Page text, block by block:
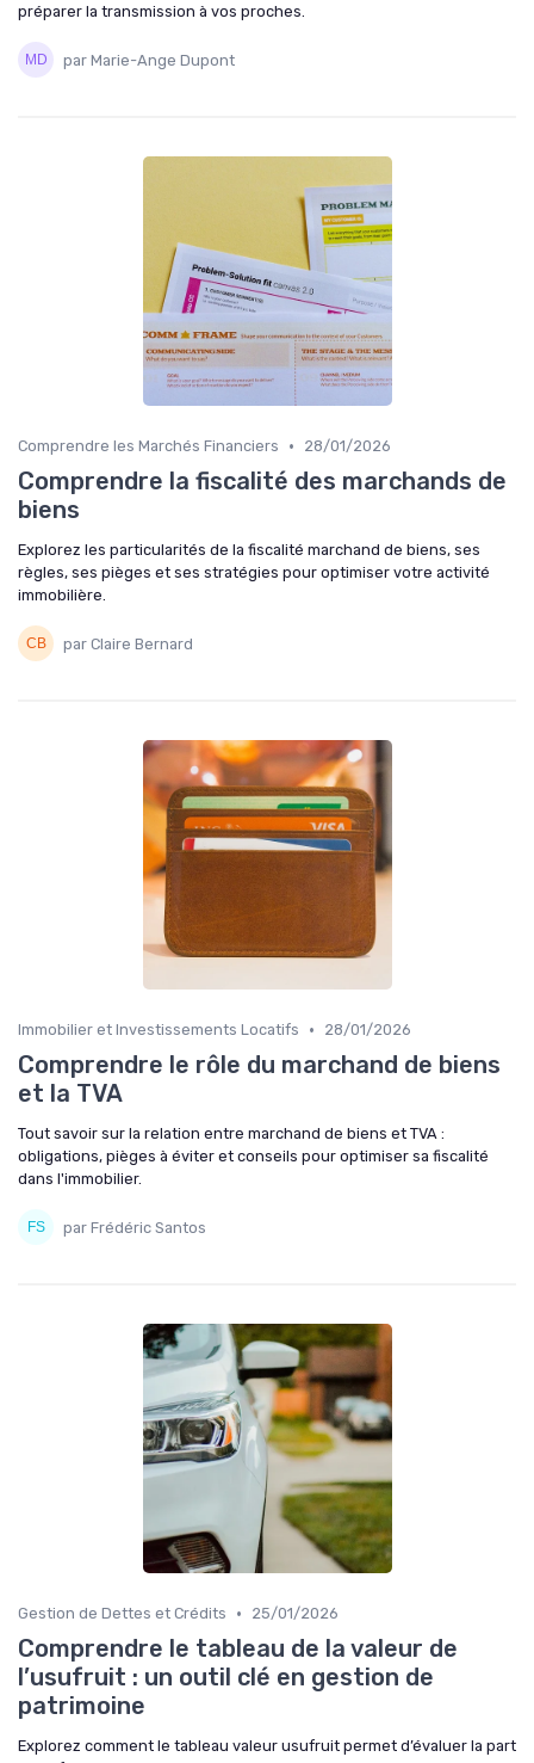
préparer la transmission à vos proches.
par Marie-Ange Dupont
Comprendre les Marchés Financiers • 28/01/2026
Comprendre la fiscalité des marchands de
biens
Explorez les particularités de la fiscalité marchand de biens, ses
règles, ses pièges et ses stratégies pour optimiser votre activité
immobilière.
par Claire Bernard
Immobilier et Investissements Locatifs • 28/01/2026
Comprendre le rôle du marchand de biens
et la TVA
Tout savoir sur la relation entre marchand de biens et TVA :
obligations, pièges à éviter et conseils pour optimiser sa fiscalité
dans l'immobilier.
par Frédéric Santos
Gestion de Dettes et Crédits • 25/01/2026
Comprendre le tableau de la valeur de
l’usufruit : un outil clé en gestion de
patrimoine
Explorez comment le tableau valeur usufruit permet d’évaluer la part